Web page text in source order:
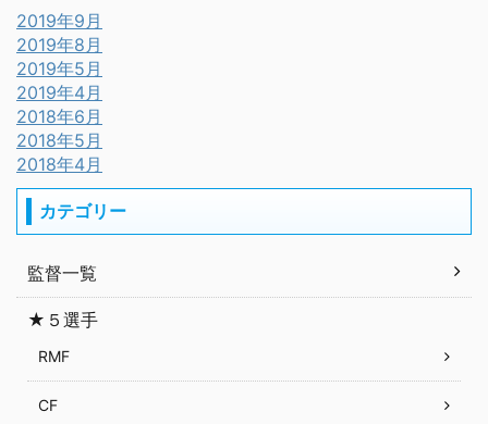
2019年9月
2019年8月
2019年5月
2019年4月
2018年6月
2018年5月
2018年4月
カテゴリー
監督一覧
★５選手
RMF
CF